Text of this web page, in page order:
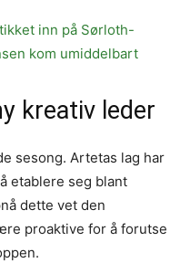
inn på Sørloth-
kom umiddelbart
kreativ leder
sesong. Artetas lag har
etablere seg blant
dette vet den
proaktive for å forutse